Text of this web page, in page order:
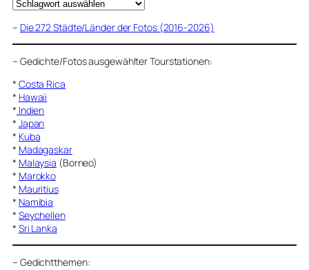
– Die 272 Städte/Länder der Fotos (2016-2026)
– Gedichte/Fotos ausgewählter Tourstationen:
* Costa Rica
* Hawaii
* Indien
* Japan
* Kuba
* Madagaskar
* Malaysia (Borneo)
* Marokko
* Mauritius
* Namibia
* Seychellen
* Sri Lanka
– Gedichtthemen: